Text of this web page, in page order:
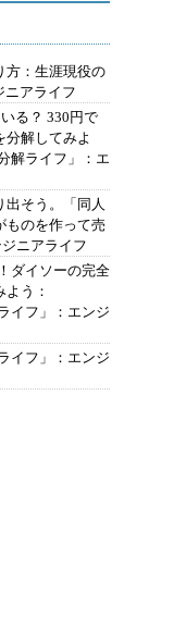
方：生涯現役の
ニアライフ
る？ 330円で
分解してみよ
解ライフ」：エ
出そう。「同人
ものを作って売
ニアライフ
ダイソーの完全
う：
イフ」：エンジ
イフ」：エンジ